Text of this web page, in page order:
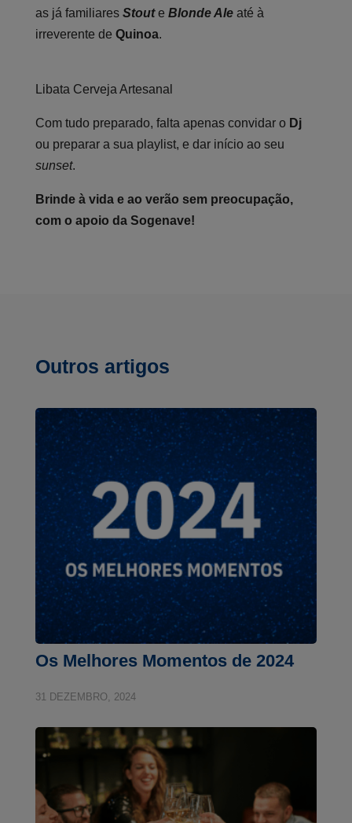
as já familiares Stout e Blonde Ale até à
irreverente de Quinoa.
Libata Cerveja Artesanal
Com tudo preparado, falta apenas convidar o Dj
ou preparar a sua playlist, e dar início ao seu
sunset.
Brinde à vida e ao verão sem preocupação,
com o apoio da Sogenave!
Outros artigos
Os Melhores Momentos de 2024
31 DEZEMBRO, 2024